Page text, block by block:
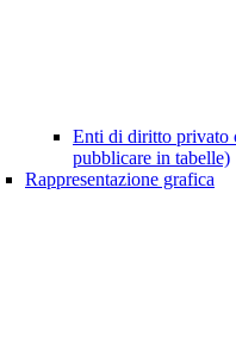
Enti di diritto privato
pubblicare in tabelle)
Rappresentazione grafica